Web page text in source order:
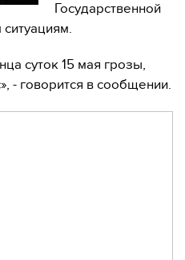
Государственной
суток 15 мая грозы,
- говорится в сообщении.